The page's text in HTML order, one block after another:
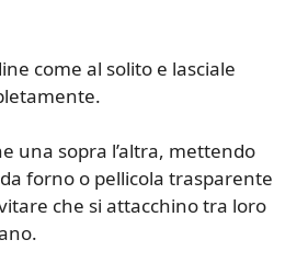
come al solito e lasciale
una sopra l’altra, mettendo
forno o pellicola trasparente
che si attacchino tra loro